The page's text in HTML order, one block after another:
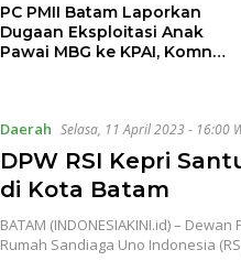
PC PMII Batam Laporkan
Dugaan Eksploitasi Anak
Pawai MBG ke KPAI, Komnas
Daerah Selasa, 11 April 2023 - 16:00
DPW RSI Kepri
di Kota Batam
BATAM (INDONESIAKINI.id) –
Rumah Sandiaga Uno Indonesia